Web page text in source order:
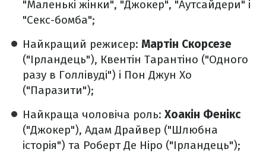
"Маленькі жінки", "Джокер", "Аутсайдери" і
"Секс-бомба";
Найкращий режисер: Мартін Скорсезе
("Ірландець"), Квентін Тарантіно ("Одного
разу в Голлівуді") і Пон Джун Хо
("Паразити");
Найкраща чоловіча роль: Хоакін Фенікс
("Джокер"), Адам Драйвер ("Шлюбна
історія") та Роберт Де Ніро ("Ірландець");